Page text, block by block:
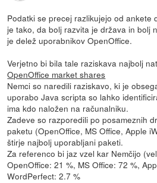
Podatki se precej razlikujejo od ankete
je tako, da bolj razvita je država in bolj
je delež uporabnikov OpenOffice.
Verjetno bi bila tale raziskava najbolj
OpenOffice market shares
Nemci so naredili raziskavo, ki je
uporabo Java scripta so lahko
ima kdo naložen na računalniku.
Zadeve so razporedili po posameznih
paketu (OpenOffice, MS Office, Apple
štirje najbolj uporabljani paketi.
Za referenco bi jaz vzel kar Nemčijo
OpenOffice: 21 %, MS Office: 72 %,
WordPerfect: 2.7 %